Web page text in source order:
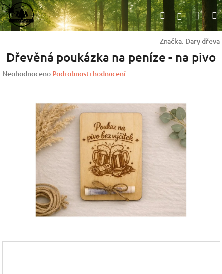
Přejít
na
obsah
HledatPřihlášení
Značka: Dary dřeva
Dřevěná poukázka na peníze - na pivo
Průměrné
hvězdiček.
Neohodnoceno Podrobnosti hodnocení